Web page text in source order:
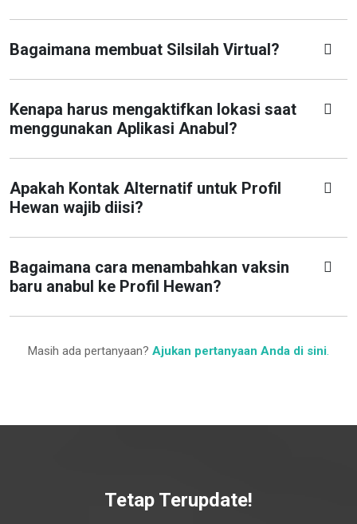
Bagaimana membuat Silsilah Virtual?
Kenapa harus mengaktifkan lokasi saat
menggunakan Aplikasi Anabul?
Apakah Kontak Alternatif untuk Profil
Hewan wajib diisi?
Bagaimana cara menambahkan vaksin
baru anabul ke Profil Hewan?
Masih ada pertanyaan? Ajukan pertanyaan Anda di sini.
Tetap Terupdate!